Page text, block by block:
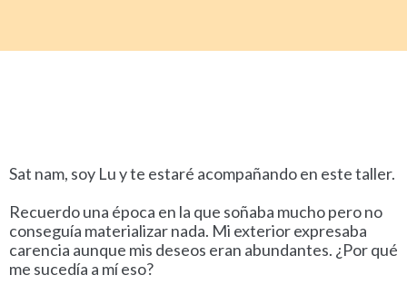
Sat nam, soy Lu y te estaré acompañando en este taller.
Recuerdo una época en la que soñaba mucho pero no
conseguía materializar nada. Mi exterior expresaba
carencia aunque mis deseos eran abundantes. ¿Por qué
me sucedía a mí eso?